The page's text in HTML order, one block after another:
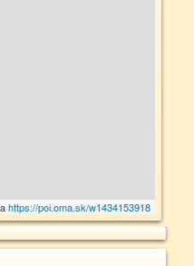
https://poi.oma.sk/w1434153918